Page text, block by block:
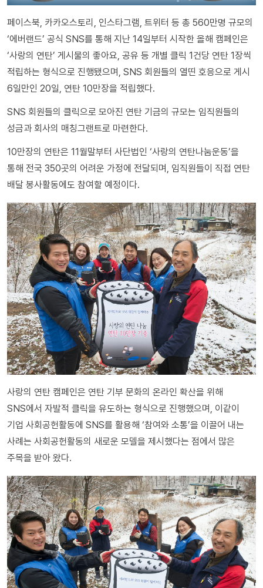
페이스북, 카카오스토리, 인스타그램, 트위터 등 총 560만명 규모의
‘에버랜드’ 공식 SNS를 통해 지난 14일부터 시작한 올해 캠페인은
‘사랑의 연탄’ 게시물의 좋아요, 공유 등 개별 클릭 1건당 연탄 1장씩
적립하는 형식으로 진행됐으며, SNS 회원들의 열띤 호응으로 게시
6일만인 20일, 연탄 10만장을 적립했다.
SNS 회원들의 클릭으로 모아진 연탄 기금의 규모는 임직원들의
성금과 회사의 매칭그랜트로 마련한다.
10만장의 연탄은 11월말부터 사단법인 ‘사랑의 연탄나눔운동’을
통해 전국 350곳의 어려운 가정에 전달되며, 임직원들이 직접 연탄
배달 봉사활동에도 참여할 예정이다.
사랑의 연탄 캠페인은 연탄 기부 문화의 온라인 확산을 위해
SNS에서 자발적 클릭을 유도하는 형식으로 진행했으며, 이같이
기업 사회공헌활동에 SNS를 활용해 ‘참여와 소통’을 이끌어 내는
사례는 사회공헌활동의 새로운 모델을 제시했다는 점에서 많은
주목을 받아 왔다.